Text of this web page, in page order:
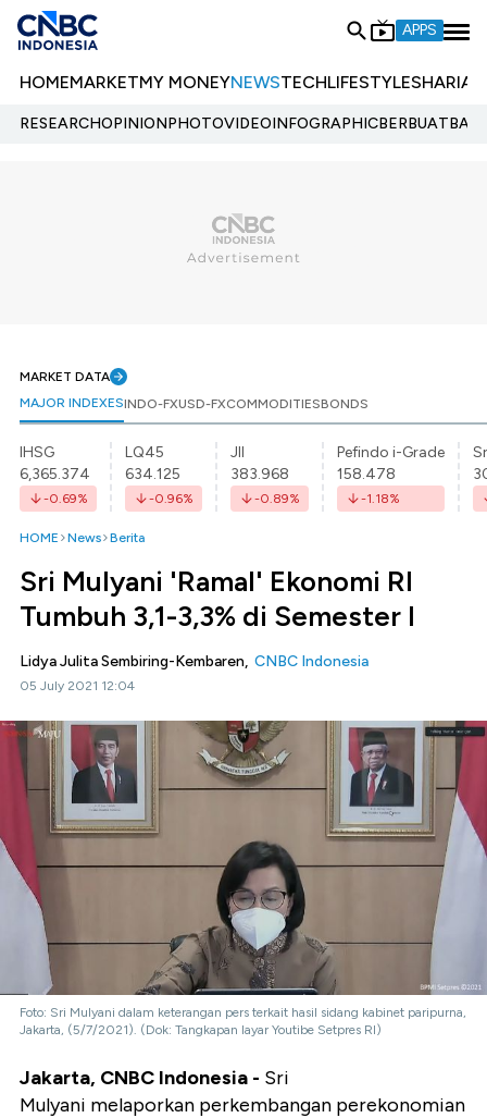
APPS
HOMEMARKETMY MONEYNEWSTECHLIFESTYLESHARIA
RESEARCHOPINIONPHOTOVIDEOINFOGRAPHIC
MARKET DATA
MAJOR INDEXESINDO-FXUSD-FXCOMMODITIESBONDS
IHSG
6,365.374
-0.69%
LQ45
634.125
-0.96%
JII
383.968
-0.89%
Pefindo i-Grade
158.478
-1.18%
HOME News Berita
Sri Mulyani 'Ramal' Ekonomi RI
Tumbuh 3,1-3,3% di Semester I
Lidya Julita Sembiring-Kembaren, CNBC Indonesia
05 July 2021 12:04
Foto: Sri Mulyani dalam keterangan pers terkait hasil sidang kabinet paripurna,
Jakarta, (5/7/2021). (Dok: Tangkapan layar Youtibe Setpres RI)
Jakarta, CNBC Indonesia - Sri
Mulyani melaporkan perkembangan perekonomian